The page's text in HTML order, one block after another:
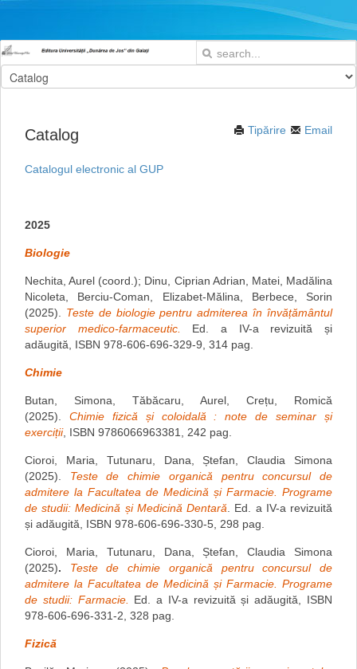
Email
Tipărire
Catalog
Catalogul electronic al GUP
2025
Biologie
Nechita, Aurel (coord.); Dinu, Ciprian Adrian, Matei, Madălina
Nicoleta, Berciu-Coman, Elizabet-Mălina, Berbece, Sorin
(2025). Teste de biologie pentru admiterea în învățământul
superior medico-farmaceutic.
Ed. a IV-a revizuită și
adăugită, ISBN 978-606-696-329-9, 314 pag.
Chimie
Butan, Simona, Tăbăcaru, Aurel, Crețu, Romică
(2025). Chimie fizică și coloidală : note de seminar și
exerciții, ISBN 9786066963381, 242 pag.
Cioroi, Maria, Tutunaru, Dana, Ștefan, Claudia Simona
(2025). Teste de chimie organică pentru concursul de
admitere la Facultatea de Medicină și Farmacie. Programe
de studii: Medicină și Medicină Dentară . Ed. a IV-a revizuită
și adăugită, ISBN 978-606-696-330-5, 298 pag.
Cioroi, Maria, Tutunaru, Dana, Ștefan, Claudia Simona
(2025). Teste de chimie organică pentru concursul de
admitere la Facultatea de Medicină și Farmacie. Programe
de studii: Farmacie. Ed. a IV-a revizuită și adăugită, ISBN
978-606-696-331-2, 328 pag.
Fizică